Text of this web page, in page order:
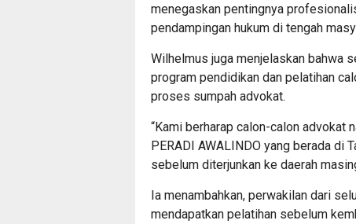
menegaskan pentingnya
pendampingan hukum di tengah
Wilhelmus juga menjelaskan bahwa
program pendidikan dan pelatihan
proses sumpah advokat.
“Kami berharap calon-calon advokat
PERADI AWALINDO yang berada di
sebelum diterjunkan ke daerah
Ia menambahkan, perwakilan dari
mendapatkan pelatihan sebelum